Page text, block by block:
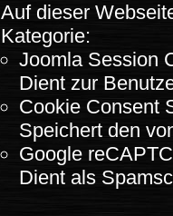
Auf dieser
Kategorie:
Joomla Session
Dient zur
Cookie Consent
Speichert den
Google
Dient als